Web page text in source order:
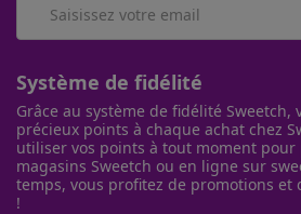
Système de fidélité
Grâce au système de fidélité Sweetch,
précieux points à chaque achat chez
utiliser vos points à tout moment pour
magasins Sweetch ou en ligne sur
temps, vous profitez de promotions et
!